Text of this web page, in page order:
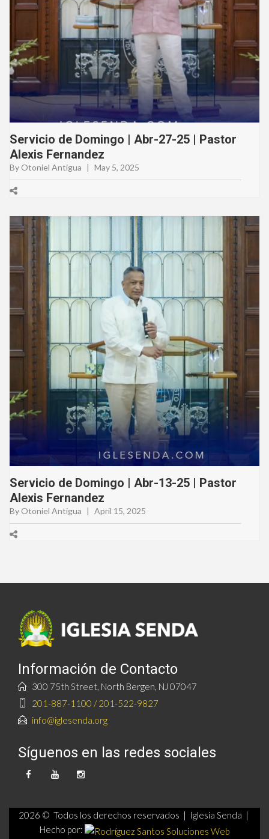
Servicio de Domingo | Abr-27-25 | Pastor
Alexis Fernandez
By Otoniel Antigua | May 5, 2025
Servicio de Domingo | Abr-13-25 | Pastor
Alexis Fernandez
By Otoniel Antigua | April 15, 2025
Información de Contacto
300 75th Street, North Bergen, NJ 07047
201-887-1100 / 201-522-9827
info@iglesenda.org
Síguenos en las redes sociales
2026 © Todos los derechos reservados | Iglesia Senda |
Hecho por: